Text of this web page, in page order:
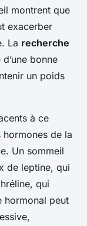
montrent que
exacerber
La recherche
bonne
un poids
à ce
de la
Un sommeil
de leptine, qui
qui
hormonal peut